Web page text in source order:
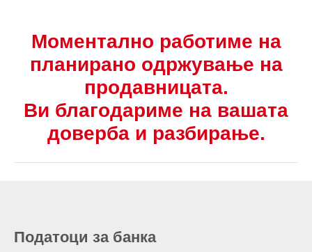
Моментално работиме на
планирано одржување на
продавницата.
Ви благодариме на вашата
доверба и разбирање.
Податоци за банка